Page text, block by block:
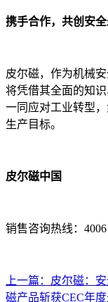
携手合作，共创安
皮尔磁，作为机械
将凭借其全面的知
一同应对工业转型
生产目标。
皮尔磁中国
销售咨询热线：
上一篇：皮尔磁：
磁产品斩获CEC年